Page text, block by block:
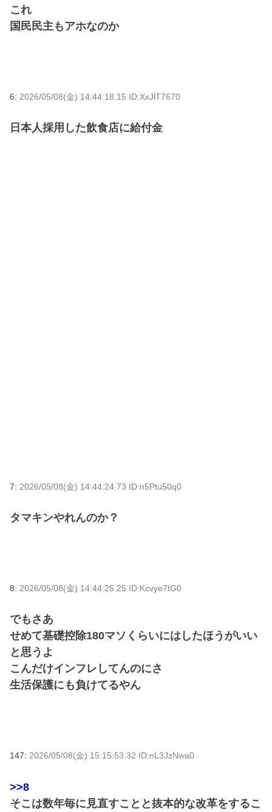
これ
国民民主もアホなのか
6: 2026/05/08(金) 14:44:18.15 ID:XxJlT7670
日本人採用した飲食店に給付金
7: 2026/05/08(金) 14:44:24.73 ID:n5Ptu50q0
タマキンやれんのか？
8: 2026/05/08(金) 14:44:25.25 ID:Kcvye7tG0
でもさあ
せめて基礎控除180マソくらいにはしたほうがいい
と思うよ
こんだけインフレしてんのにさ
生活保護にも負けてるやん
147: 2026/05/08(金) 15:15:53.32 ID:nL3JzNwa0
>>8
そこは数年毎に見直すことと抜本的な改革をするこ